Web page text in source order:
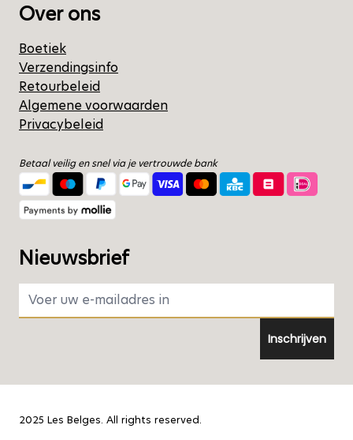
Over ons
Boetiek
Verzendingsinfo
Retourbeleid
Algemene voorwaarden
Privacybeleid
Betaal veilig en snel via je vertrouwde bank
Nieuwsbrief
Inschrijven
2025 Les Belges. All rights reserved.